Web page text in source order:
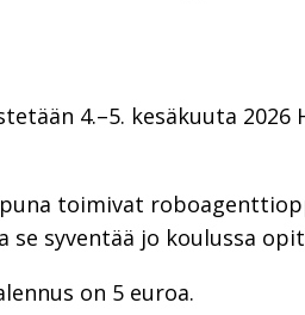
4.–5. kesäkuuta 2026
toimivat
se syventää jo koulussa
on 5 euroa.